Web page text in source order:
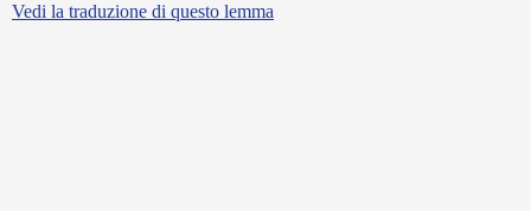
Vedi la traduzione di questo lemma